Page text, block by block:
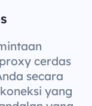
cerdas
secara
yang